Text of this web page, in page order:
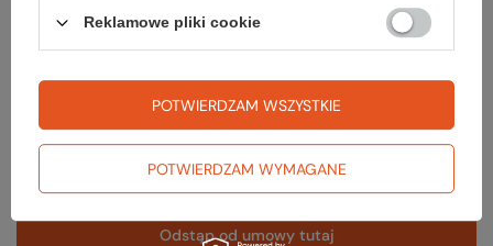
Śledzenie przesyłki
Chcę zareklamować produkt
Odstąp od umowy tutaj
Reklamowe pliki cookie
POTWIERDZAM WYMAGANE
POTWIERDZAM WSZYSTKIE